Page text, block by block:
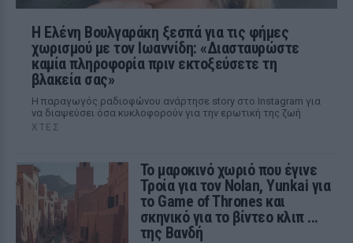
Η Ελένη Βουλγαράκη ξεσπά για τις φήμες
χωρισμού με τον Ιωαννίδη: «Διασταυρώστε
καμία πληροφορία πριν εκτοξεύσετε τη
βλακεία σας»
Η παραγωγός ραδιοφώνου ανάρτησε story στο Instagram για
να διαψεύσει όσα κυκλοφορούν για την ερωτική της ζωή
ΧΤΕΣ
Το μαροκινό χωριό που έγινε
Τροία για τον Nolan, Yunkai για
το Game of Thrones και
σκηνικό για το βίντεο κλιπ ...
της Βανδή